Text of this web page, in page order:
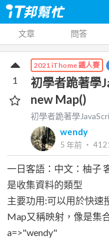
文章 問答
2021 iThome 鐵人賽
初學者跪著學
new Map()
初學者跪著學
wendy
5 年前 ‧
1
一日客語：中文：柚子
是收集資料的類型
主要功用:可以用於快速
Map又稱映射，像是集
a=>"wendy"